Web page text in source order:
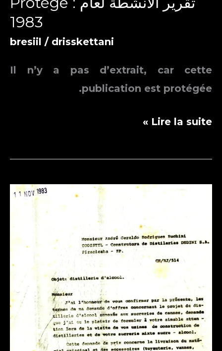
1983
bresiil / drisskettani
Il n’y a pas d’extrait, car cette
publication est protégée.
Protégé :
الأنشطة
Lire la suite »